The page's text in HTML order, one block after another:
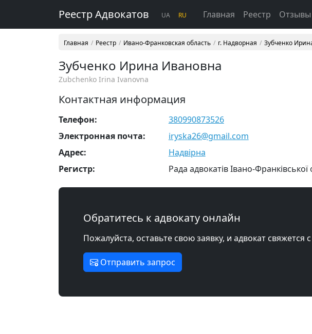
Реестр Адвокатов UA RU Главная Реестр Отзывы
Главная Реестр Ивано-Франковская область г. Надворная Зубченко
Зубченко Ирина Ивановна
Zubchenko Irina Ivanovna
Контактная информация
Телефон:
380990873526
Электронная почта:
iryska26@gmail.com
Адрес:
Надвірна
Регистр:
Рада адвокатів Івано-Франківської
Обратитесь к адвокату онлайн
Пожалуйста, оставьте свою заявку, и адвокат
Отправить запрос